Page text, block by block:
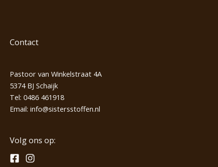
Contact
Pastoor van Winkelstraat 4A
5374 BJ Schaijk
Tel: 0486 461918
Email: info@sistersstoffen.nl
Volg ons op: